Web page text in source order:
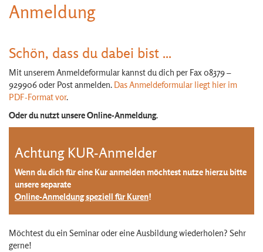
Anmeldung
Schön, dass du dabei bist ...
Mit unserem Anmeldeformular kannst du dich per Fax 08379 –
929906 oder Post anmelden. Das Anmeldeformular liegt hier im
PDF-Format vor.
Oder du nutzt unsere Online-Anmeldung.
Achtung KUR-Anmelder
Wenn du dich für eine Kur anmelden möchtest nutze hierzu bitte
unsere separate
Online-Anmeldung speziell für Kuren!
Möchtest du ein Seminar oder eine Ausbildung wiederholen? Sehr
gerne!